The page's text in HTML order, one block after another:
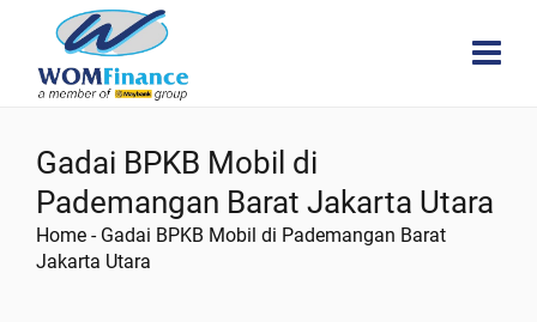
Gadai BPKB Mobil di
Pademangan Barat Jakarta Utara
Home - Gadai BPKB Mobil di Pademangan Barat
Jakarta Utara